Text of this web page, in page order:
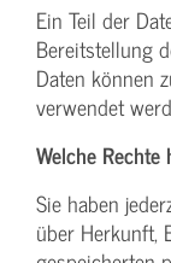
Ein Teil der
Bereitstellung
Daten können
verwendet
Welche
Sie haben
über Herkunft,